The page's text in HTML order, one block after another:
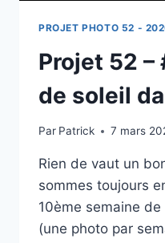
PROJET PHOTO 52 -
Projet 52 –
de soleil
Par Patrick 7 mars
Rien de vaut un
sommes toujours
10ème semaine
(une photo par